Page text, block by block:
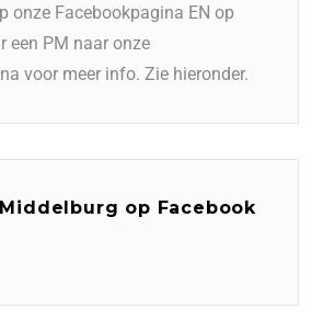
onze Facebookpagina EN op
een PM naar onze
voor meer info. Zie hieronder.
op Facebook